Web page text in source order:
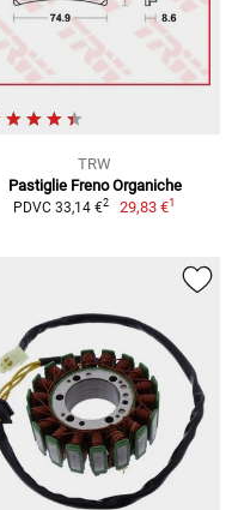
TRW
Pastiglie Freno Organiche
PDVC 33,14 €2 29,83 €1